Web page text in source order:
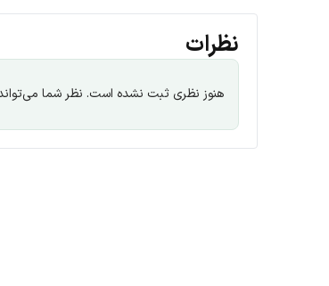
نظرات
هنوز نظری ثبت نشده است. نظر شما می‌تواند